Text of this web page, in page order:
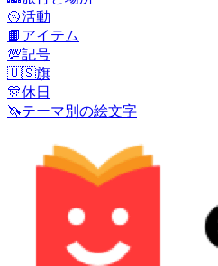
🥎活動
📙 アイテム
💯記号
🇺🇸旗
🎊休日
🦄テーマ別の絵文字